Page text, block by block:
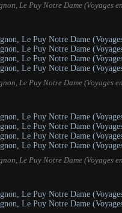
Le Puy Notre Dame (Voyages
Le Puy Notre Dame (Voyages
Le Puy Notre Dame (Voyages